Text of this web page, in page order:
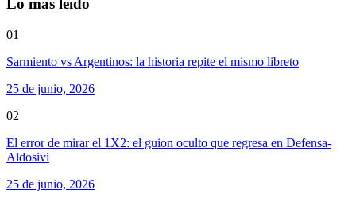
Lo más leído
01
Sarmiento vs Argentinos: la historia repite el mismo libreto
25 de junio, 2026
02
El error de mirar el 1X2: el guion oculto que regresa en Defensa-
Aldosivi
25 de junio, 2026